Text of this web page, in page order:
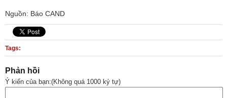
Nguồn: Báo CAND
Tags:
Phản hồi
Ý kiến của bạn:(Không quá 1000 ký tự)